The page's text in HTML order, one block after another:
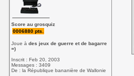
Score au grosquiz
0006880 pts.
Joue àdes jeux de guerre et de bagarre
=)
Inscrit : Feb 20, 2003
Messages : 3409
De : la République bananière de Wallonie